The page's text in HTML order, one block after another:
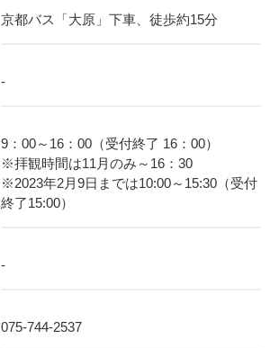
京都バス「大原」下車、徒歩約15分
-
9：00～16：00（受付終了 16：00）
※拝観時間は11月のみ～16：30
※2023年2月9日までは10:00～15:30（受付
終了15:00）
-
075-744-2537